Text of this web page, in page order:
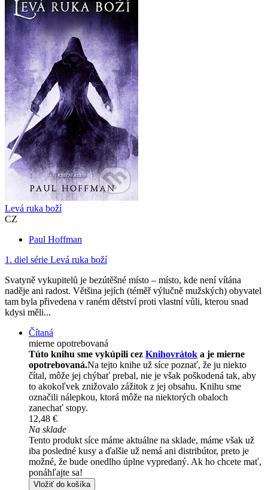
Levá ruka boží
CZ
Paul Hoffman
1. diel série Levá ruka boží
Svatyně vykupitelů je bezútěšné místo – místo, kde není vítána
naděje ani radost. Většina jejích (téměř výlučně mužských) obyvatel
tam byla přivedena v raném dětství proti vlastní vůli, kterou snad
kdysi měli...
Čítaná
mierne opotrebovaná
Túto knihu sme vykúpili cez Knihovrátok a je mierne
opotrebovaná.Na tejto knihe už síce poznať, že ju niekto
čítal, môže jej chýbať prebal, nie je však poškodená tak, aby
to akokoľvek znižovalo zážitok z jej obsahu. Knihu sme
označili nálepkou, ktorá môže na niektorých obaloch
zanechať stopy.
12,48 €
Na sklade
Tento produkt síce máme aktuálne na sklade, máme však už
iba posledné kusy a ďalšie už nemá ani distribútor, preto je
možné, že bude onedlho úplne vypredaný. Ak ho chcete mať,
ponáhľajte sa!
Vložiť do košíka